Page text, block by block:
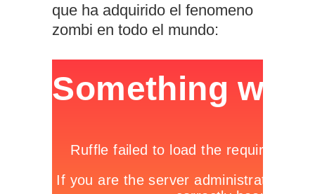
que ha adquirido el fenomeno
zombi en todo el mundo: